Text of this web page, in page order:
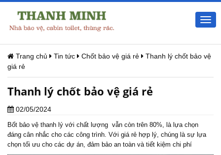
Trang chủ Tin tức Chốt bảo vệ giá rẻ
Thanh lý chốt bảo vệ
giá rẻ
Thanh lý chốt bảo vệ giá rẻ
02/05/2024
Bốt bảo vệ thanh lý với chất lượng vẫn còn trên 80%, là lựa chọn
đáng cân nhắc cho các công trình. Với giá rẻ hợp lý, chúng là sự lựa
chọn tối ưu cho các dự án, đảm bảo an toàn và tiết kiệm chi phí